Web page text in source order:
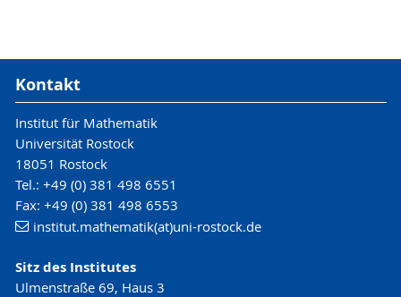
Kontakt
Institut für Mathematik
Universität Rostock
18051 Rostock
Tel.: +49 (0) 381 498 6551
Fax: +49 (0) 381 498 6553
institut.mathematik(at)uni-rostock.de
Sitz des Institutes
Ulmenstraße 69, Haus 3